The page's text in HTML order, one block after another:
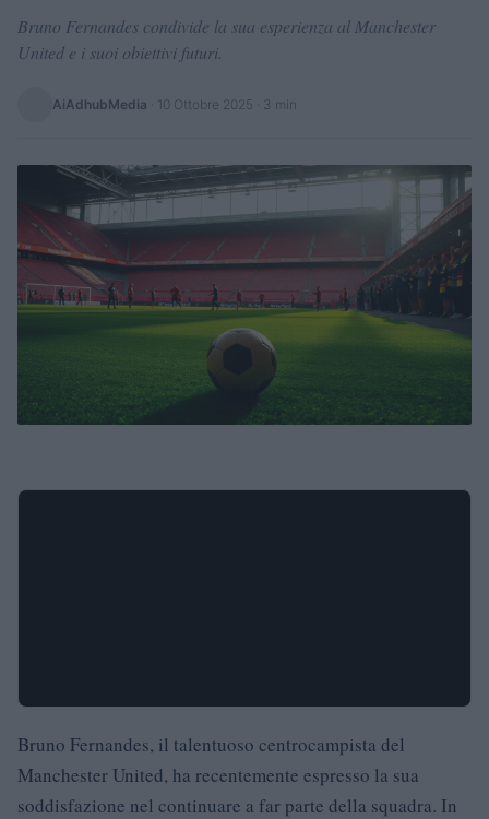
Bruno Fernandes condivide la sua esperienza al Manchester
United e i suoi obiettivi futuri.
AiAdhubMedia 10 Ottobre 2025 · 3 min
Bruno Fernandes, il talentuoso centrocampista del
Manchester United, ha recentemente espresso la sua
soddisfazione nel continuare a far parte della squadra. In